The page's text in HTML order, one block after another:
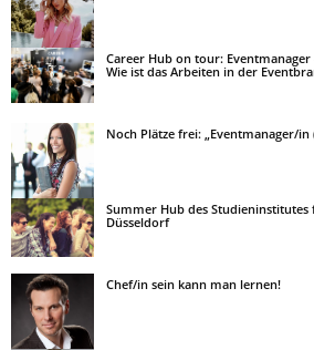
Career Hub on tour: Eventmanager
Wie ist das Arbeiten in der
Noch Plätze frei: „Eventmanager/in
Summer Hub des
Düsseldorf
Chef/in sein kann man lernen!